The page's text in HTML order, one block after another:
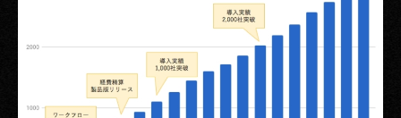
2012
2011
2010